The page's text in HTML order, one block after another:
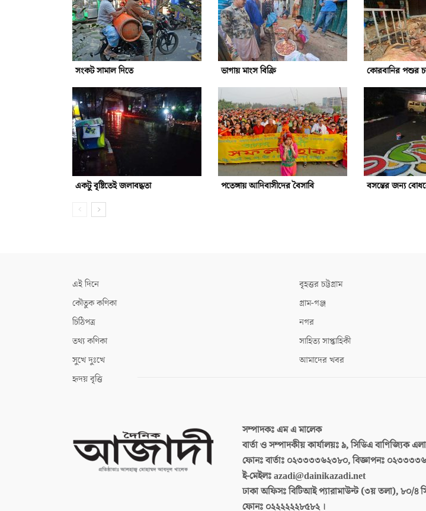
সংকট সামাল দিতে ভাগায় মাংস বিক্রি কোরবানির পশুর
একটু বৃষ্টিতেই জলাবদ্ধতা পতেঙ্গায় আদিবাসীদের বৈসাবি বসন্তের জন্য
এই দিনে
কৌতুক কণিকা
চিঠিপত্র
তথ্য কণিকা
সুখে দুঃখে
হৃদয় বৃত্তি
বৃহত্তর চট্টগ্রাম
গ্রাম-গঞ্জ
নগর
সাহিত্য সাপ্তাহিকী
আমাদের খবর
সম্পাদকঃএম এ মালেক
বার্তা ও সম্পাদকীয় কার্যালয়ঃ৯, সিডিএ বাণিজ্যিক
ফোনঃ বার্তাঃ ০২৩৩৩৩৬২৩৮০, বিজ্ঞাপনঃ
ই-মেইলঃazadi@dainikazadi.net
ঢাকা অফিসঃবিটিআই প্যারামাউন্ট (৩য় তলা), ৮০/৪
ফোনঃ ০২২২২২২৮৫৮২ ।